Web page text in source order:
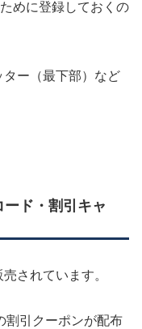
めに登録しておくの
ター（最下部）など
ド・割引キャ
されています。
割引クーポンが配布